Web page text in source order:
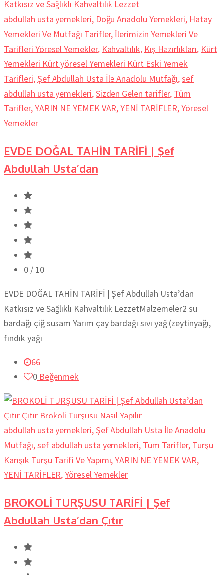
abdullah usta yemekleri, Doğu Anadolu Yemekleri, Hatay
Yemekleri Ve Mutfağı Tarifler, İlerimizin Yemekleri Ve
Tarifleri Yöresel Yemekler, Kahvaltılık, Kış Hazırlıkları, Kürt
Yemekleri Kürt yöresel Yemekleri Kürt Eski Yemek
Tarifleri, Şef Abdullah Usta İle Anadolu Mutfağı,sef
abdullah usta yemekleri,Sizden Gelen tarifler, Tüm
Tarifler,YARIN NE YEMEK VAR,YENİ TARİFLER,Yöresel
Yemekler
EVDE DOĞAL TAHİN TARİFİ | Şef
Abdullah Usta’dan
0 / 10
EVDE DOĞAL TAHİN TARİFİ | Şef Abdullah Usta’dan
Katkısız ve Sağlıklı Kahvaltılık LezzetMalzemeler2 su
bardağı çiğ susam Yarım çay bardağı sıvı yağ (zeytinyağı,
fındık yağı
66
0 Beğenmek
abdullah usta yemekleri, Şef Abdullah Usta İle Anadolu
Mutfağı,sef abdullah usta yemekleri, Tüm Tarifler, Turşu
Karışık Turşu Tarifi Ve Yapımı,YARIN NE YEMEK VAR,
YENİ TARİFLER,Yöresel Yemekler
BROKOLİ TURŞUSU TARİFİ | Şef
Abdullah Usta’dan Çıtır